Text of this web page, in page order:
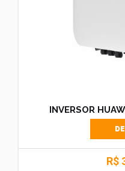
INVERSOR
R$